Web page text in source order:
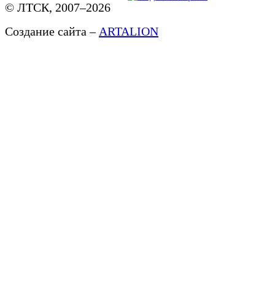
© ЛТСК, 2007–2026
Создание сайта – ARTALION